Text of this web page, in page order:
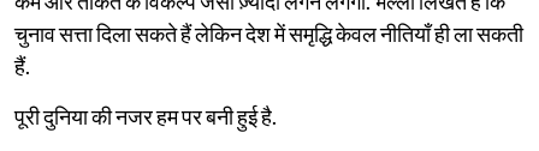
चुनाव सत्ता दिला सकते हैं लेकिन देश में समृद्धि केवल नीतियाँ ही ला सकती
हैं.
पूरी दुनिया की नजर हम पर बनी हुई है.